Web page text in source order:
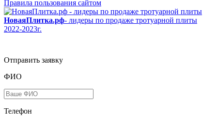
Правила пользования сайтом
НоваяПлитка.рф- лидеры по продаже тротуарной плиты
2022-2023г.
Отправить заявку
ФИО
Телефон